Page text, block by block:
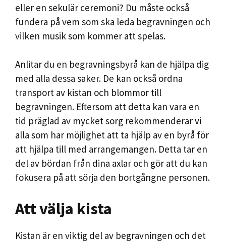
eller en sekulär ceremoni? Du måste också
fundera på vem som ska leda begravningen och
vilken musik som kommer att spelas.
Anlitar du en begravningsbyrå kan de hjälpa dig
med alla dessa saker. De kan också ordna
transport av kistan och blommor till
begravningen. Eftersom att detta kan vara en
tid präglad av mycket sorg rekommenderar vi
alla som har möjlighet att ta hjälp av en byrå för
att hjälpa till med arrangemangen. Detta tar en
del av bördan från dina axlar och gör att du kan
fokusera på att sörja den bortgångne personen.
Att välja kista
Kistan är en viktig del av begravningen och det